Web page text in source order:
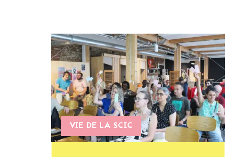
VIE DE LA SCIC